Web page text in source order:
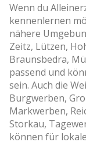
Wenn du
kennenlernen
nähere
Zeitz, Lützen,
Braunsbedra,
passend und
sein. Auch die
Burgwerben,
Markwerben,
Storkau,
können für